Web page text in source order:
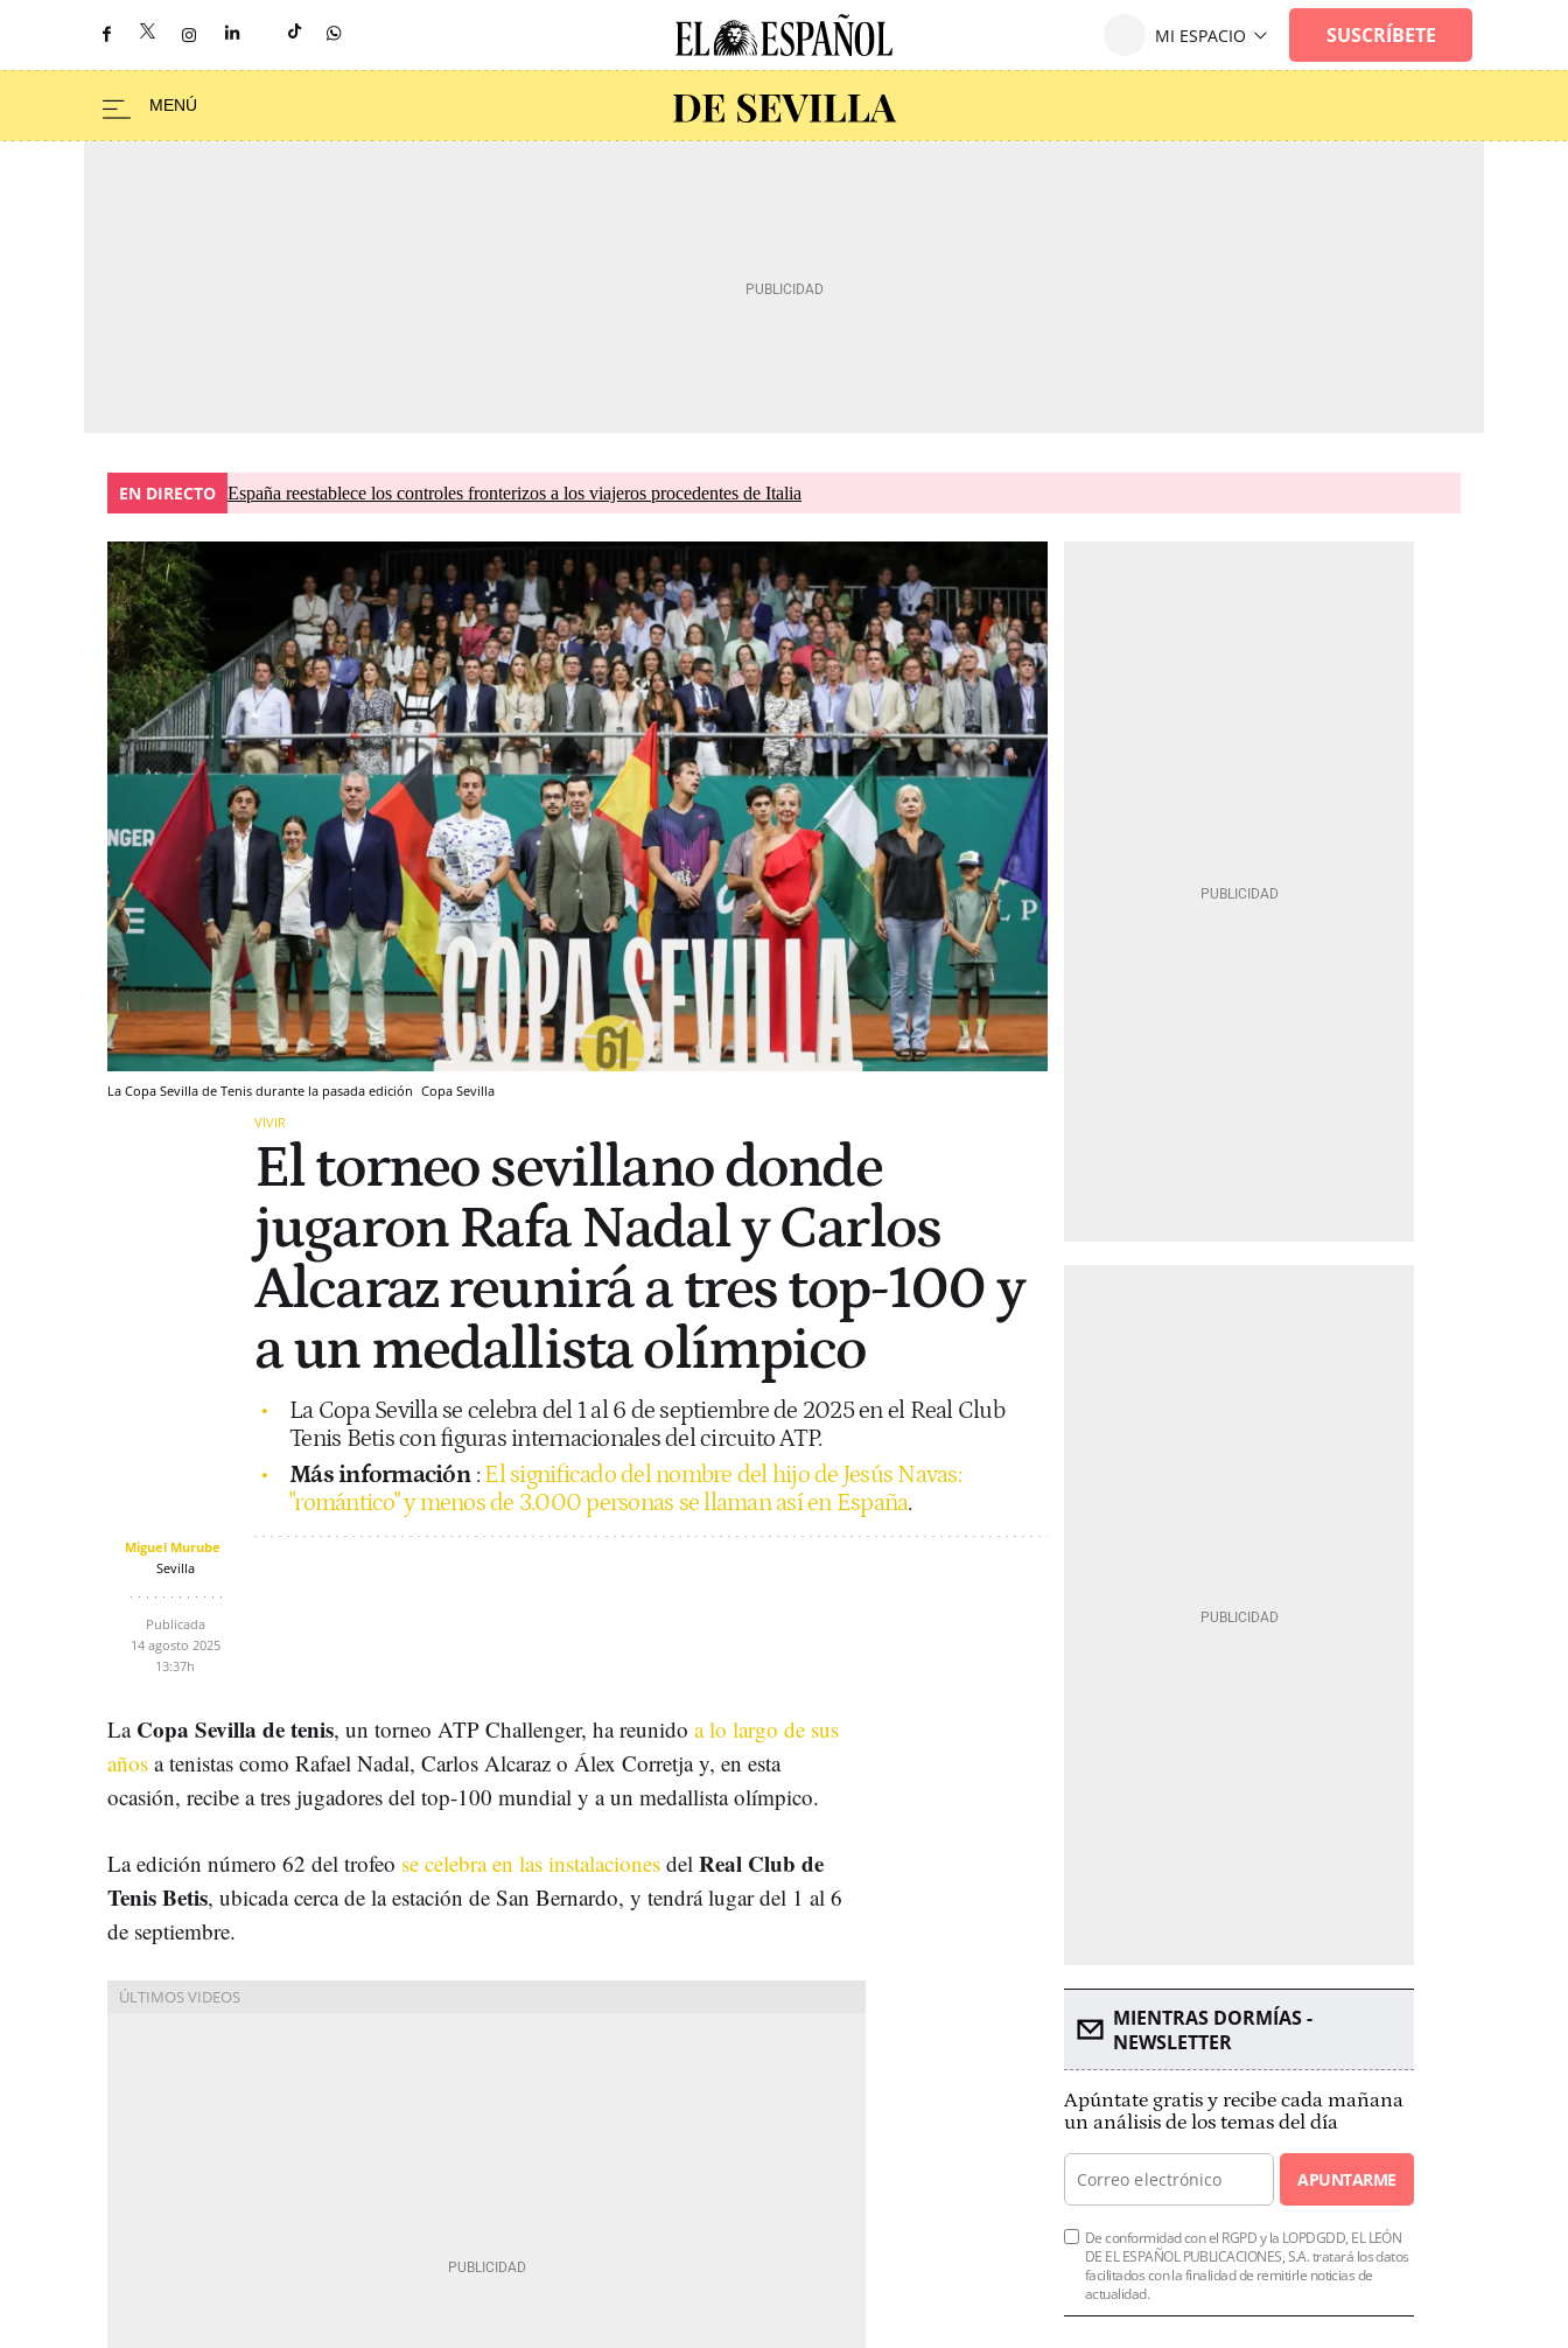
EN DIRECTO España reestablece los controles fronterizos a los viajeros procedentes de Italia
La Copa Sevilla de Tenis durante la pasada edición Copa Sevilla
VIVIR
El torneo sevillano donde
jugaron Rafa Nadal y Carlos
Alcaraz reunirá a tres top-100 y
a un medallista olímpico
La Copa Sevilla se celebra del 1 al 6 de septiembre de 2025 en el Real Club
Tenis Betis con figuras internacionales del circuito ATP.
Más información : El significado del nombre del hijo de Jesús Navas:
"romántico" y menos de 3.000 personas se llaman así en España.
Miguel Murube
Sevilla
Publicada
14 agosto 2025
13:37h
La Copa Sevilla de tenis, un torneo ATP Challenger, ha reunido a lo largo de sus
años a tenistas como Rafael Nadal, Carlos Alcaraz o Álex Corretja y, en esta
ocasión, recibe a tres jugadores del top-100 mundial y a un medallista olímpico.
La edición número 62 del trofeo se celebra en las instalaciones del Real Club de
Tenis Betis, ubicada cerca de la estación de San Bernardo, y tendrá lugar del 1 al 6
de septiembre.
MIENTRAS DORMÍAS -
NEWSLETTER
Apúntate gratis y recibe cada mañana
un análisis de los temas del día
APUNTARME
De conformidad con el RGPD y la LOPDGDD, EL LEÓN
DE EL ESPAÑOL PUBLICACIONES, S.A. tratará los datos
facilitados con la finalidad de remitirle noticias de
actualidad.